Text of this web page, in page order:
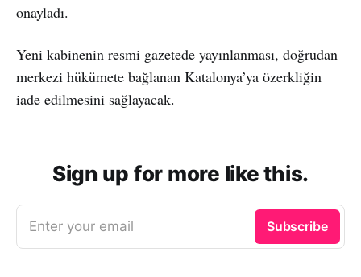
onayladı.
Yeni kabinenin resmi gazetede yayınlanması, doğrudan
merkezi hükümete bağlanan Katalonya’ya özerkliğin
iade edilmesini sağlayacak.
Sign up for more like this.
Enter your email Subscribe